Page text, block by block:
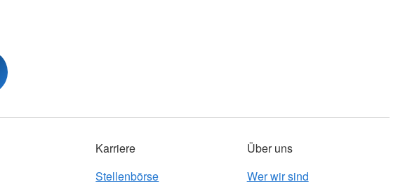
Karriere
Stellenbörse
Über uns
Wer wir sind